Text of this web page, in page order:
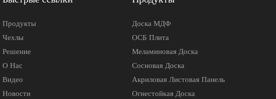
Продукты
Чехлы
Решение
О Нас
Видео
Новости
Доска МДФ
ОСБ Плита
Меламиновая Доска
Сосновая Доска
Акриловая Листовая Панель
Огнестойкая Доска